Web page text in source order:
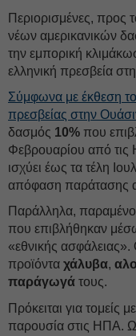
Περιορισμένες, προς
νέων αμερικανικών
την εμπορική
ελληνική πρεσβεία
Σύμφωνα με έκθεση
πρεσβείας στην
δασμός 10% που
Φεβρουαρίου από
ισχύει έως τα τέλη
απόφαση παράτασης
Παράλληλα,
που επιβλήθηκαν
«εθνικής ασφάλειας».
προϊόντα χάλυβα,
παράγωγά τους.
Πρόκειται για τομείς
παρουσία στις ΗΠΑ.